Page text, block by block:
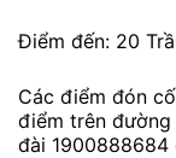
Điểm đến: 20
Các điểm đón
điểm trên đường
đài